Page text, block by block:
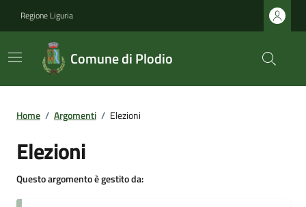
Regione Liguria
Comune di Plodio
Home / Argomenti / Elezioni
Elezioni
Questo argomento è gestito da: